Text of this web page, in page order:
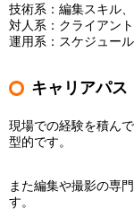
技術系：編集スキル
対人系：クライアン
運用系：スケジュー
キャリアパス
現場での経験を積ん
型的です。
また編集や撮影の専
す。